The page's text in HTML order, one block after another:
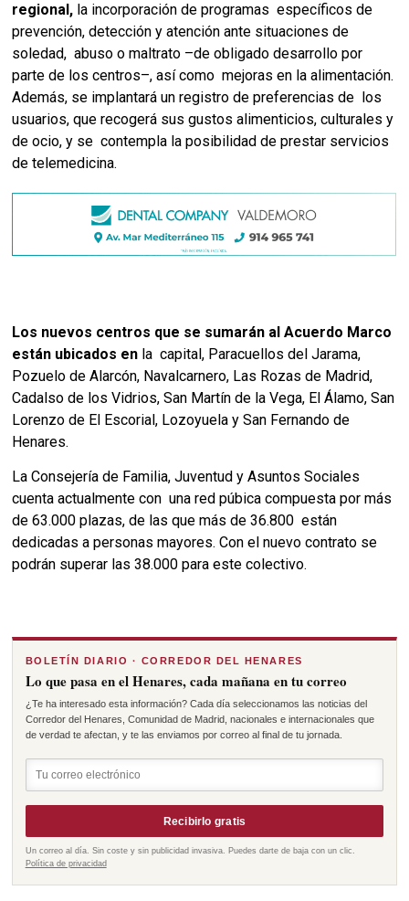
regional, la incorporación de programas  específicos de
prevención, detección y atención ante situaciones de
soledad,  abuso o maltrato –de obligado desarrollo por
parte de los centros–, así como  mejoras en la alimentación.
Además, se implantará un registro de preferencias de  los
usuarios, que recogerá sus gustos alimenticios, culturales y
de ocio, y se  contempla la posibilidad de prestar servicios
de telemedicina.
Los nuevos centros que se sumarán al Acuerdo Marco
están ubicados en la  capital, Paracuellos del Jarama,
Pozuelo de Alarcón, Navalcarnero, Las Rozas de Madrid,
Cadalso de los Vidrios, San Martín de la Vega, El Álamo, San
Lorenzo de El Escorial, Lozoyuela y San Fernando de
Henares.
La Consejería de Familia, Juventud y Asuntos Sociales
cuenta actualmente con  una red púbica compuesta por más
de 63.000 plazas, de las que más de 36.800  están
dedicadas a personas mayores. Con el nuevo contrato se
podrán superar las 38.000 para este colectivo.
BOLETÍN DIARIO · CORREDOR DEL HENARES
Lo que pasa en el Henares, cada mañana en tu correo
¿Te ha interesado esta información? Cada día seleccionamos las noticias del
Corredor del Henares, Comunidad de Madrid, nacionales e internacionales que
de verdad te afectan, y te las enviamos por correo al final de tu jornada.
Recibirlo gratis
Un correo al día. Sin coste y sin publicidad invasiva. Puedes darte de baja con un clic.
Política de privacidad